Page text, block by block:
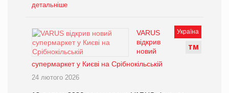
детальніше
Україна
ТМ
VARUS
відкрив
новий
супермаркет у Києві на Срібнокільській
24 лютого 2026